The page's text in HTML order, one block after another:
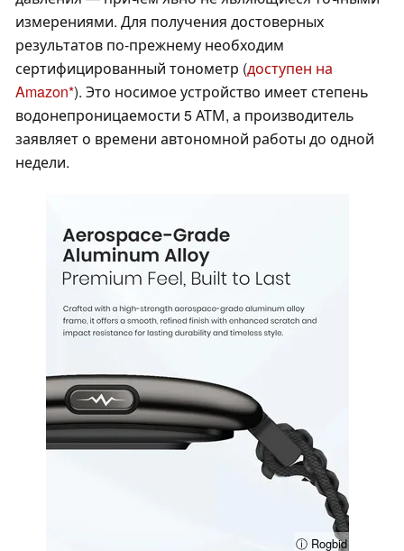
измерениями. Для получения достоверных
результатов по-прежнему необходим
сертифицированный тонометр (доступен на
Amazon ). Это носимое устройство имеет степень
водонепроницаемости 5 АТМ, а производитель
заявляет о времени автономной работы до одной
недели.
ⓘ Rogbid